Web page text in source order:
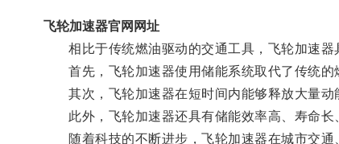
飞轮加速器官网网址
相比于传统燃油驱动的交通工具，飞轮加速器
首先，飞轮加速器使用储能系统取代了传统的
其次，飞轮加速器在短时间内能够释放大量动
此外，飞轮加速器还具有储能效率高、寿命长
随着科技的不断进步，飞轮加速器在城市交通